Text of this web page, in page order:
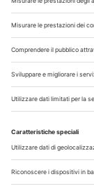
Chi Siamo
Contatti
Note Legali
Privacy
©2026 Edra
| Tel. 02/
20134 Milano